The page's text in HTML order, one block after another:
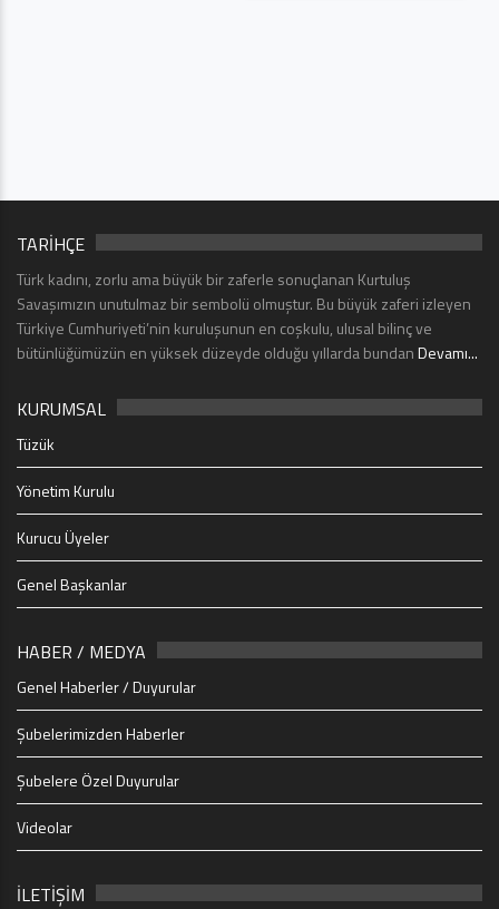
TARİHÇE
Türk kadını, zorlu ama büyük bir zaferle sonuçlanan Kurtuluş
Savaşımızın unutulmaz bir sembolü olmuştur. Bu büyük zaferi izleyen
Türkiye Cumhuriyeti’nin kuruluşunun en coşkulu, ulusal bilinç ve
bütünlüğümüzün en yüksek düzeyde olduğu yıllarda bundanDevamı...
KURUMSAL
Tüzük
Yönetim Kurulu
Kurucu Üyeler
Genel Başkanlar
HABER / MEDYA
Genel Haberler / Duyurular
Şubelerimizden Haberler
Şubelere Özel Duyurular
Videolar
İLETİŞİM